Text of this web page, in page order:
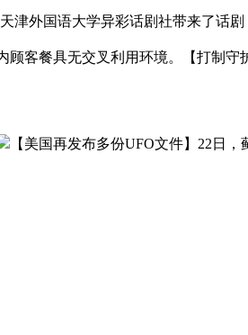
津外国语大学异彩话剧社带来了话
客餐具无交叉利用环境。【打制守
【美国再发布多份UFO文件】22日